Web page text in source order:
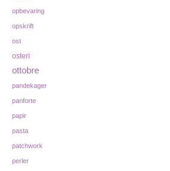
opbevaring
opskrift
ost
osteri
ottobre
pandekager
panforte
papir
pasta
patchwork
perler